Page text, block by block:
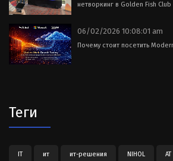
нетворкинг в Golden Fish Club
06/02/2026 10:08:01 am
Почему стоит посетить
Теги
IT ит ит-решения NIHOL АТ